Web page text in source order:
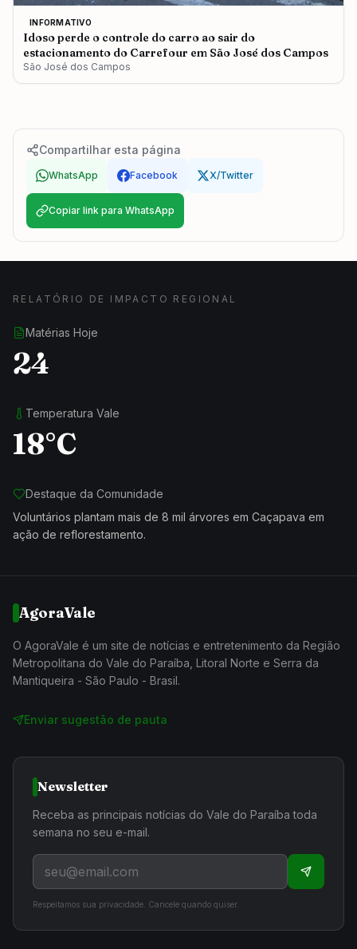
INFORMATIVO
Idoso perde o controle do carro ao sair do
estacionamento do Carrefour em São José dos Campos
São José dos Campos
Compartilhar esta página
WhatsApp Facebook X/Twitter
Copiar link para WhatsApp
RELATÓRIO DE IMPACTO REGIONAL
Matérias Hoje
24
Temperatura Vale
18°C
Destaque da Comunidade
Voluntários plantam mais de 8 mil árvores em Caçapava em
ação de reflorestamento.
AgoraVale
O AgoraVale é um site de notícias e entretenimento da Região
Metropolitana do Vale do Paraíba, Litoral Norte e Serra da
Mantiqueira - São Paulo - Brasil.
Enviar sugestão de pauta
Newsletter
Receba as principais notícias do Vale do Paraíba toda
semana no seu e-mail.
Respeitamos sua privacidade. Cancele quando quiser.